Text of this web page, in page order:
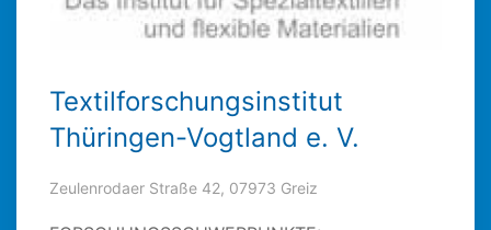
Textilforschungsinstitut
Thüringen-Vogtland e. V.
Zeulenrodaer Straße 42, 07973 Greiz